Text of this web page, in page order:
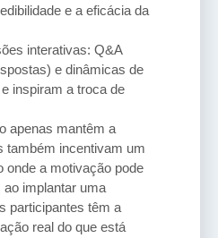
e a eficácia da
interativas: Q&A
e dinâmicas de
inspiram a troca de
apenas mantêm a
também incentivam um
onde a motivação pode
implantar uma
participantes têm a
real do que está